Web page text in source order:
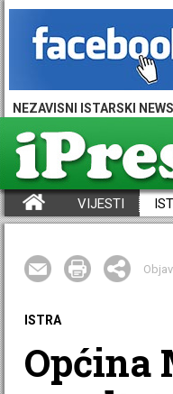
NEZAVISNI ISTARSKI
VIJESTI
ISTRA
Općina